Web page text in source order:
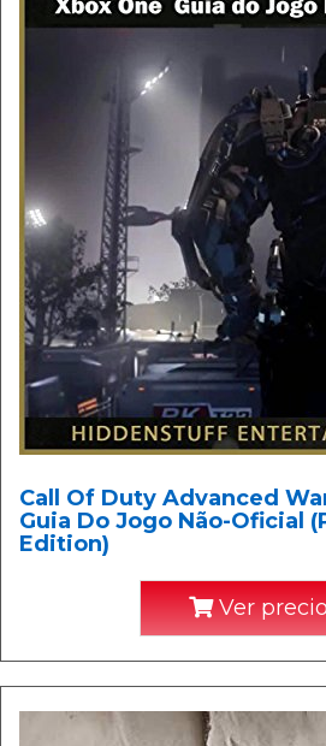
Call Of Duty Advanced
Guia Do Jogo Não-Oficial
Edition)
Ver